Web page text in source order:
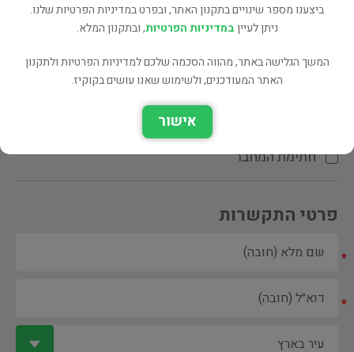
הקדשת המחבר\המתרגם
חתימת המחבר
פרטי התקשרות
*
*
ביצענו מספר שינויים בתקנון האתר, ובפרט במדיניות הפרטיות שלנו.
ניתן לעייןבמדיניות הפרטיות, ובתקנון המלא.
המשך הגלישה באתר, מהווה הסכמה שלכם למדיניות הפרטיות ולתקנון
האתר המעודכנים, ולשימוש שאנו עושים בקוקיז.
אישור